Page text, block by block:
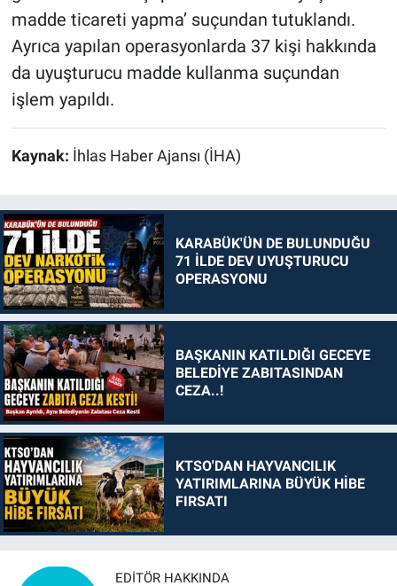
madde ticareti yapma’ suçundan tutuklandı.
Ayrıca yapılan operasyonlarda 37 kişi hakkında
da uyuşturucu madde kullanma suçundan
işlem yapıldı.
Kaynak: İhlas Haber Ajansı (İHA)
KARABÜK'ÜN DE BULUNDUĞU
71 İLDE DEV UYUŞTURUCU
OPERASYONU
BAŞKANIN KATILDIĞI GECEYE
BELEDİYE ZABITASINDAN
CEZA..!
KTSO'DAN HAYVANCILIK
YATIRIMLARINA BÜYÜK HİBE
FIRSATI
EDITÖR HAKKINDA